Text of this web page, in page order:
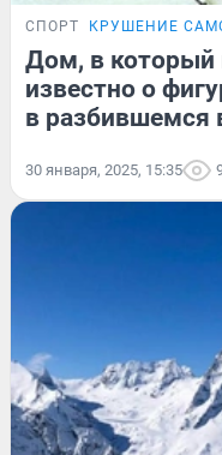
СПОРТ КРУШЕНИЕ
Дом, в который
известно о
в разбившемся
30 января, 2025, 15:35